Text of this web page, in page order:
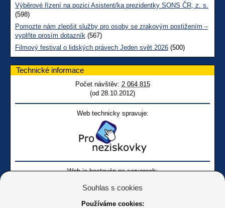
Výběrové řízení na pozici Asistent/ka prezidentky SONS ČR, z. s.
(598)
Pomozte nám zlepšit služby pro osoby se zrakovým postižením –
vyplňte prosím dotazník (567)
Filmový festival o lidských právech Jeden svět 2026 (500)
Technické informace
Počet návštěv: 2 064 815
(od 28.10.2012)
Web technicky spravuje:
Web je hostován na serverech:
Souhlas s cookies
Používáme cookies: